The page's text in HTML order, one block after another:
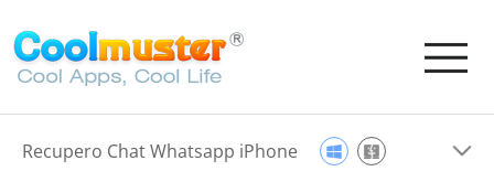
Recupero Chat Whatsapp iPhone